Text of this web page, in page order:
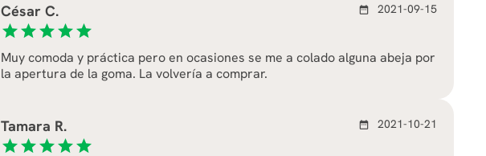
César C.
starstarstarstarstar
date_range 2021-09-15
Muy comoda y práctica pero en ocasiones se me a colado alguna abeja por
la apertura de la goma. La volvería a comprar.
Tamara R.
starstarstarstarstar
date_range 2021-10-21